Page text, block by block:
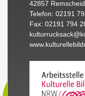
42857 Remscheid
Telefon: 02191
Fax: 02191 794